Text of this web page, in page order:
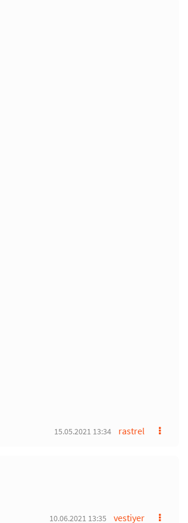
rastrel
15.05.2021 13:34
vestiyer
10.06.2021 13:35